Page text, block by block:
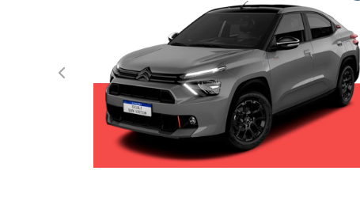
Anterior